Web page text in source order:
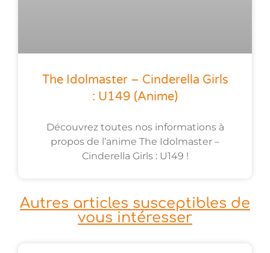
The Idolmaster – Cinderella Girls
: U149 (anime)
Découvrez toutes nos informations à
propos de l’anime The Idolmaster –
Cinderella Girls : U149 !
Autres articles susceptibles de
vous intéresser